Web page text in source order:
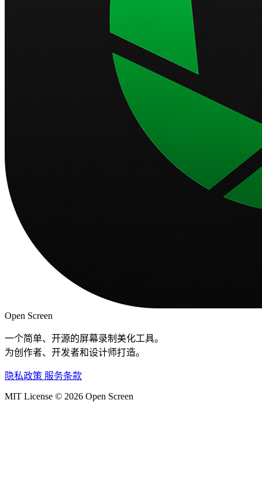
Open Screen
一个简单、开源的屏幕录制美化工具。
为创作者、开发者和设计师打造。
隐私政策 服务条款
MIT License © 2026 Open Screen